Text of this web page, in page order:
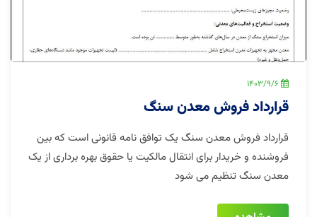
1403/9/6
قرارداد فروش معدن سنگ
قرارداد فروش معدن سنگ یک توافق نامه قانونی است که بین
فروشنده و خریدار برای انتقال مالکیت یا حقوق بهره برداری از یک
معدن سنگ تنظیم می شود